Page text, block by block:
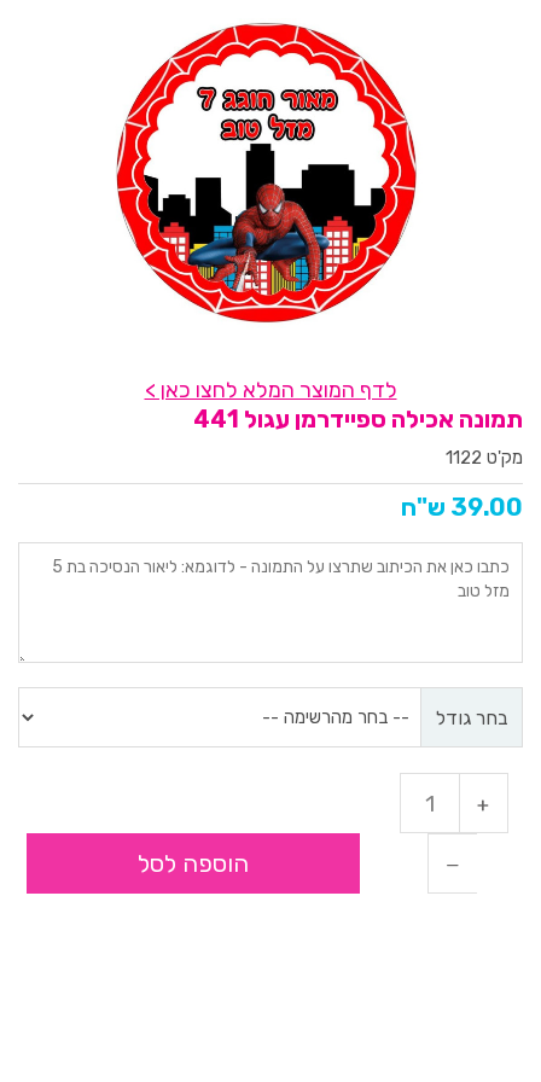
לדף המוצר המלא לחצו כאן >
תמונה אכילה ספיידרמן עגול 441
מק'ט 1122
39.00 ש"ח
בחר גודל
הוספה לסל